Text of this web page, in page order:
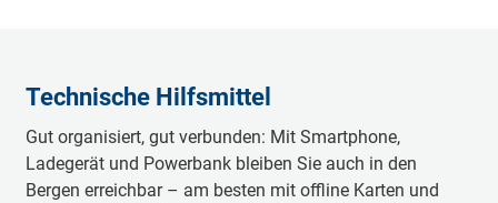
Technische Hilfsmittel
Gut organisiert, gut verbunden: Mit Smartphone,
Ladegerät und Powerbank bleiben Sie auch in den
Bergen erreichbar – am besten mit offline Karten und